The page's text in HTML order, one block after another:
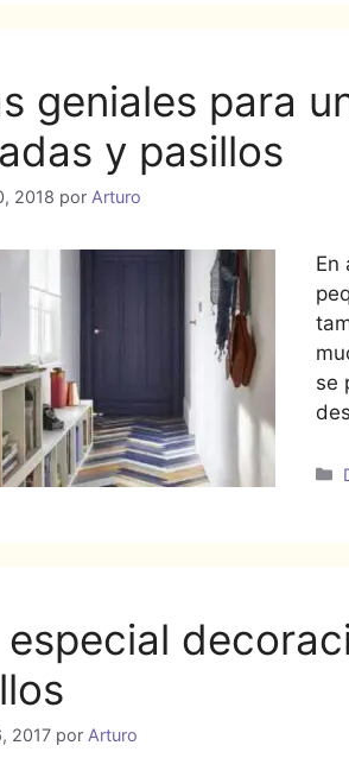
geniales para
y pasillos
2018 por Arturo
En
se
especial
2017 por Arturo